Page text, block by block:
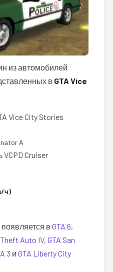
из автомобилей
в GTA Vice
Vice City Stories
A
Cruiser
ч)
в GTA 6,
Auto IV, GTA San
3 и GTA Liberty City